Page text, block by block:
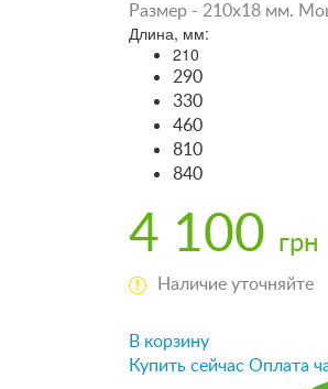
Размер - 210х18 мм.
Длина, мм:
210
290
330
460
810
840
4 100 грн
Наличие уточняйте
В корзину
Купить сейчас Оплата